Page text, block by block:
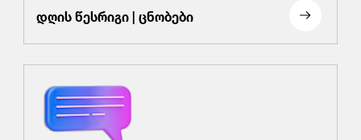
დღის წესრიგი | ცნობები